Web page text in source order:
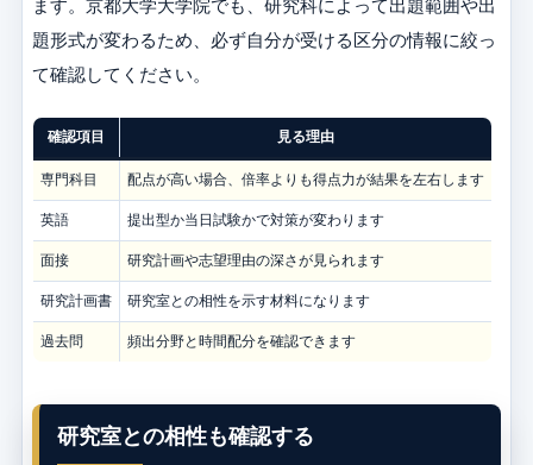
ます。京都大学大学院でも、研究科によって出題範囲や出
題形式が変わるため、必ず自分が受ける区分の情報に絞っ
て確認してください。
確認項目 見る理由
専門科目 配点が高い場合、倍率よりも得点力が結果を左右します
英語 提出型か当日試験かで対策が変わります
面接 研究計画や志望理由の深さが見られます
研究計画書 研究室との相性を示す材料になります
過去問 頻出分野と時間配分を確認できます
研究室との相性も確認する